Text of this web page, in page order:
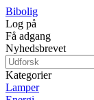
Bibolig
Log på
Få adgang
Nyhedsbrevet
Kategorier
Lamper